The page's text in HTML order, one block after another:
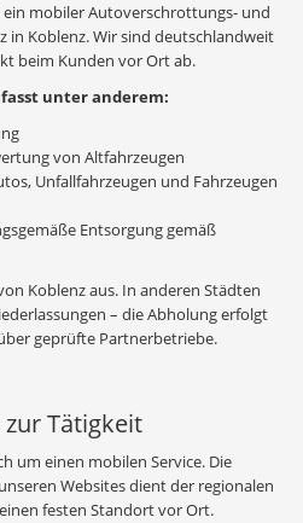
mobiler Autoverschrottungs- und
in Koblenz. Wir sind deutschlandweit
beim Kunden vor Ort ab.
unter anderem:
von Altfahrzeugen
Unfallfahrzeugen und Fahrzeugen
Entsorgung gemäß
Koblenz aus. In anderen Städten
– die Abholung erfolgt
geprüfte Partnerbetriebe.
Tätigkeit
um einen mobilen Service. Die
Websites dient der regionalen
festen Standort vor Ort.